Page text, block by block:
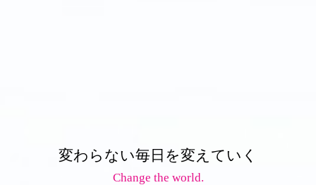
変わらない毎日を変えていく
Change the world.